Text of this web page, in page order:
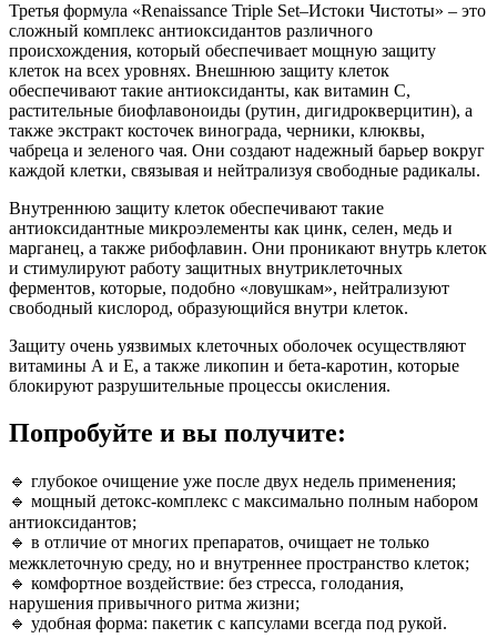
Третья формула «Renaissance Triple Set–Истоки Чистоты» – это
сложный комплекс антиоксидантов различного
происхождения, который обеспечивает мощную защиту
клеток на всех уровнях. Внешнюю защиту клеток
обеспечивают такие антиоксиданты, как витамин С,
растительные биофлавоноиды (рутин, дигидрокверцитин), а
также экстракт косточек винограда, черники, клюквы,
чабреца и зеленого чая. Они создают надежный барьер вокруг
каждой клетки, связывая и нейтрализуя свободные радикалы.
Внутреннюю защиту клеток обеспечивают такие
антиоксидантные микроэлементы как цинк, селен, медь и
марганец, а также рибофлавин. Они проникают внутрь клеток
и стимулируют работу защитных внутриклеточных
ферментов, которые, подобно «ловушкам», нейтрализуют
свободный кислород, образующийся внутри клеток.
Защиту очень уязвимых клеточных оболочек осуществляют
витамины А и Е, а также ликопин и бета-каротин, которые
блокируют разрушительные процессы окисления.
Попробуйте и вы получите:
🔹 глубокое очищение уже после двух недель применения;⠀
🔹 мощный детокс-комплекс с максимально полным набором
антиоксидантов;⠀
🔹 в отличие от многих препаратов, очищает не только
межклеточную среду, но и внутреннее пространство клеток;⠀
🔹 комфортное воздействие: без стресса, голодания,
нарушения привычного ритма жизни;
🔹 удобная форма: пакетик с капсулами всегда под рукой.